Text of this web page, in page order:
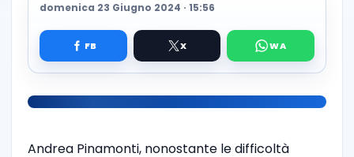
domenica 23 Giugno 2024 · 15:56
Andrea Pinamonti, nonostante le difficoltà